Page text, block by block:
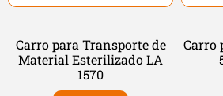
Carro para Transporte de
Material Esterilizado LA
1570
Carro